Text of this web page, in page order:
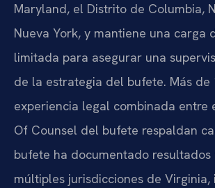
Maryland, el Distrito de Columbia,
Nueva York, y mantiene una carga
limitada para asegurar una
de la estrategia del bufete. Más de
experiencia legal combinada entre
Of Counsel del bufete respaldan
bufete ha documentado
múltiples jurisdicciones de